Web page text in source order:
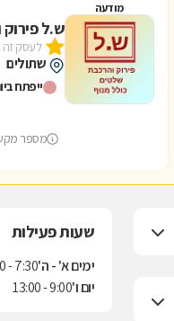
מודעה
ש.ל
לעסק זה
שתולים
ייפתח
מספר
שעות פעילות
ימים א' - ה'7:30 - 19:30
יום ו'9:00 - 13:00